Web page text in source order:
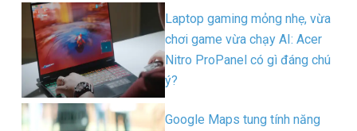
Laptop gaming mỏng nhẹ, vừa
chơi game vừa chạy AI: Acer
Nitro ProPanel có gì đáng chú
ý?
Google Maps tung tính năng